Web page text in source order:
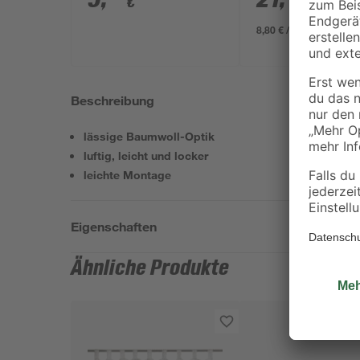
8,80 € / Meter
Beschreibung
lässige Baumwoll-Optik
luftig, leicht und locker
leichte Montage
Eigenschaften
Ähnliche Produkte